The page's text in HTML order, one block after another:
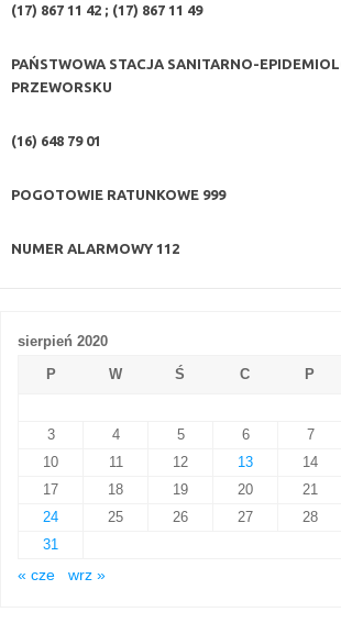
(17) 867 11 42 ; (17) 867 11 49
PAŃSTWOWA STACJA SANITARNO-
PRZEWORSKU
(16) 648 79 01
POGOTOWIE RATUNKOWE 999
NUMER ALARMOWY 112
sierpień 2020
P
W Ś C P
3
4 5 6 7
10
11 12 13 14
17
18 19 20 21
24
25 26 27 28
31
« cze
wrz »